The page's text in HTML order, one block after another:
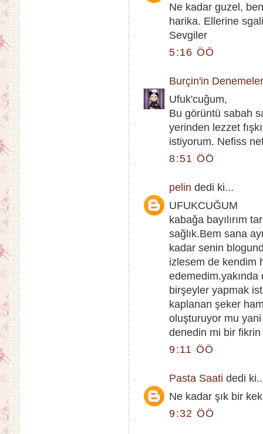
Ne kadar guzel,
harika. Ellerine
Sevgiler
5:16 ÖÖ
Burçin'in
Ufuk'cuğum,
Bu görüntü sabah
yerinden lezzet
istiyorum. Nefiss
8:51 ÖÖ
pelin dedi ki...
UFUKCUĞUM
kabağa bayılırım
sağlık.Bem sana
kadar senin
izlesem de kendim
birşeyler yapmak
kaplanan şeker
oluşturuyor mu
denedin mi bir
9:11 ÖÖ
Pasta Saati dedi
Ne kadar şık bir
9:32 ÖÖ